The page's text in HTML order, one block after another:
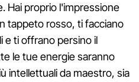
Hai proprio l'impressione
tappeto rosso, ti facciano
e ti offrano persino il
le tue energie saranno
intellettuali da maestro, sia